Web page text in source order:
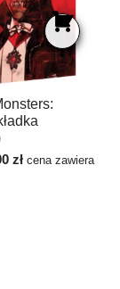
zł cena zawiera